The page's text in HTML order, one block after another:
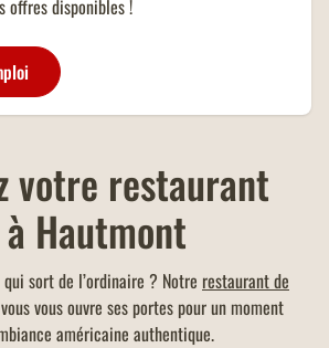
offres disponibles !
votre restaurant
Hautmont
qui sort de l’ordinaire ? Notre restaurant de
vous ouvre ses portes pour un moment
américaine authentique.